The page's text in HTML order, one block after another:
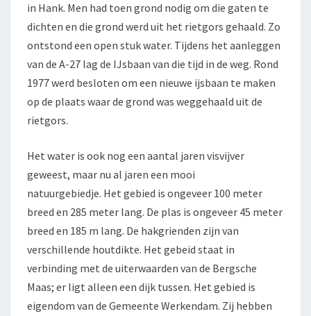
in Hank. Men had toen grond nodig om die gaten te
dichten en die grond werd uit het rietgors gehaald. Zo
ontstond een open stuk water. Tijdens het aanleggen
van de A-27 lag de IJsbaan van die tijd in de weg. Rond
1977 werd besloten om een nieuwe ijsbaan te maken
op de plaats waar de grond was weggehaald uit de
rietgors.
Het water is ook nog een aantal jaren visvijver
geweest, maar nu al jaren een mooi
natuurgebiedje. Het gebied is ongeveer 100 meter
breed en 285 meter lang. De plas is ongeveer 45 meter
breed en 185 m lang. De hakgrienden zijn van
verschillende houtdikte. Het gebeid staat in
verbinding met de uiterwaarden van de Bergsche
Maas; er ligt alleen een dijk tussen. Het gebied is
eigendom van de Gemeente Werkendam. Zij hebben